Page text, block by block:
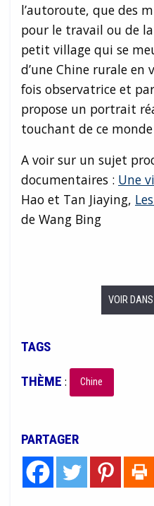
l’autoroute, que des
pour le travail ou de la
petit village qui se
d’une Chine rurale en
fois observatrice et
propose un portrait
touchant de ce
A voir sur un sujet
documentaires : Une
Hao et Tan Jiaying,
de Wang Bing
VOIR
TAGS
THÈME : Chine
PARTAGER